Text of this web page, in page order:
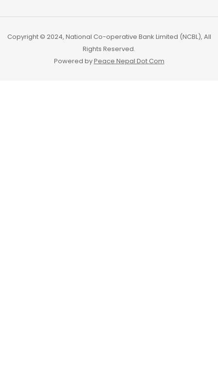
Copyright © 2024, National Co-operative Bank Limited (NCBL), All
Rights Reserved.
Powered byPeace Nepal Dot Com